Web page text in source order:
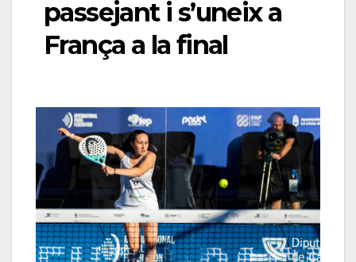
passejant i s’uneix a
França a la final